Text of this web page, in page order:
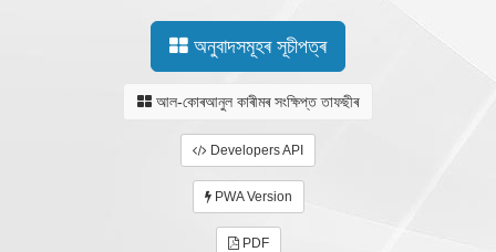
অনুবাদসমূহৰ সূচীপত্ৰ
আল-কোৰআনুল কাৰীমৰ সংক্ষিপ্ত তাফছীৰ
Developers API
PWA Version
PDF